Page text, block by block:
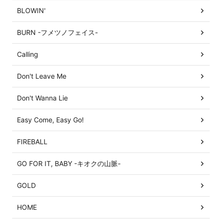
BLOWIN'
BURN -フメツノフェイス-
Calling
Don't Leave Me
Don't Wanna Lie
Easy Come, Easy Go!
FIREBALL
GO FOR IT, BABY -キオクの山脈-
GOLD
HOME